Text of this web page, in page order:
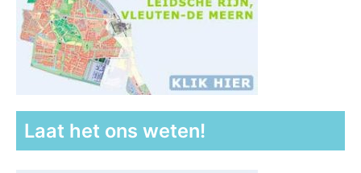
Laat het ons weten!